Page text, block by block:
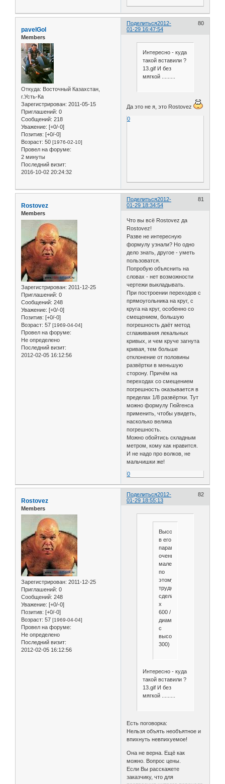
Поделиться 80
2012-
01-29 16:47:54
pavelGol
Members
Откуда: Восточный Казахстан,
г.Усть-Ка
Зарегистрирован: 2011-05-15
Приглашений: 0
Сообщений: 218
Уважение: [+0/-0]
Позитив: [+0/-0]
Возраст: 50 [1976-02-10]
Провел на форуме:
2 минуты
Последний визит:
2016-10-02 20:24:32
Интересно - куда
такой вставили ?
13.gif И без
мягкой .........
Да это не я, это Rostovez
0
Поделиться 81
2012-
01-29 18:34:54
Rostovez
Members
Зарегистрирован: 2011-12-25
Приглашений: 0
Сообщений: 248
Уважение: [+0/-0]
Позитив: [+0/-0]
Возраст: 57 [1969-04-04]
Провел на форуме:
Не определено
Последний визит:
2012-02-05 16:12:56
Что вы всё Rostovez да
Rostovez!
Разве не интересную
формулу узнали? Но одно
дело знать, другое - уметь
пользоватся.
Попробую объяснить на
словах - нет возможности
чертежи выкладывать.
При построении переходов с
прямоугольника на круг, с
круга на круг, особенно со
смещением, большую
погрешность даёт метод
сглаживания лекальных
кривых, и чем круче загнута
кривая, тем больше
отклонение от половины
развёртки в меньшую
сторону. Причём на
переходах со смещением
погрешность оказывается в
пределах 1/8 развёртки. Тут
можно формулу Гюйгенса
применить, чтобы увидеть,
насколько велика
погрешность.
Можно обойтись складным
метром, кому как нравится.
И не надо про волков, не
мальчишки же!
0
Поделиться 82
2012-
01-29 18:55:13
Rostovez
Members
Зарегистрирован: 2011-12-25
Приглашений: 0
Сообщений: 248
Уважение: [+0/-0]
Позитив: [+0/-0]
Возраст: 57 [1969-04-04]
Провел на форуме:
Не определено
Последний визит:
2012-02-05 16:12:56
Высота
в его
параметрах
очень
маленькая
по
этому
трудно
сделать(1000
х
600 /
диам.900
с
высотой
300)
Интересно - куда
такой вставили ?
13.gif И без
мягкой .........
Есть поговорка:
Нельзя объять необъятное и
впихнуть невпихуемое!
Она не верна. Ещё как
можно. Вопрос цены.
Если Вы расскажете
заказчику, что для